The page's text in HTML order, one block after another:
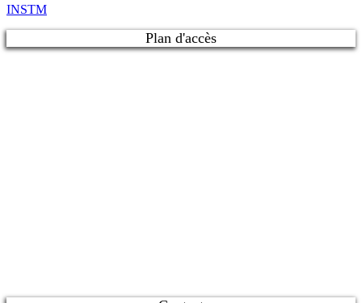
INSTM
Plan d'accès